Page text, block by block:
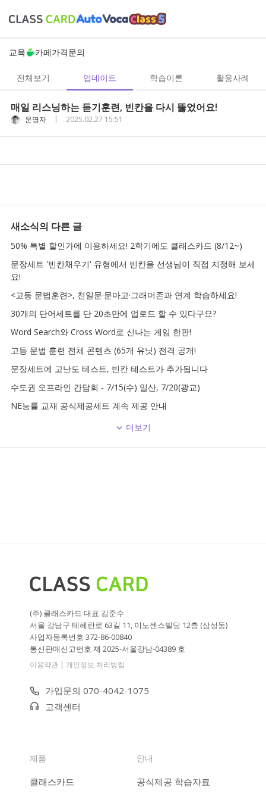
교육 카페가격문의
전체보기 업데이트 학습이론 활용사례
매일 리스닝하는 듣기훈련, 빈칸을 다시 뚫었어요!
운영자 | 2025.02.27 15:51
새소식의 다른 글
50% 특별 할인가에 이용하세요! 2학기에도 클래스카드 (8/12~)
문장세트 '빈칸채우기' 유형에서 빈칸을 선생님이 직접 지정해 보세
요!
<고등 문법훈련>, 천일문·문마고·그래머존과 연계 학습하세요!
30개의 단어세트를 단 20초만에 업로드 할 수 있다구요?
Word Search와 Cross Word로 신나는 게임 한판!
고등 문법 훈련 전체 콘텐츠 (65개 유닛) 전격 공개!
문장세트에 고난도 테스트, 빈칸 테스트가 추가됩니다
수도권 오프라인 간담회 - 7/15(수) 일산, 7/20(광교)
NE능률 교재 공식제공세트 계속 제공 안내
더보기
(주) 클래스카드 대표 김준수
서울 강남구 테헤란로 63길 11, 이노센스빌딩 12층 (삼성동)
사업자등록번호 372-86-00840
통신판매신고번호 제 2025-서울강남-04389 호
이용약관 | 개인정보 처리방침
가입문의 070-4042-1075
고객센터
제품
클래스카드
안내
공식제공 학습자료